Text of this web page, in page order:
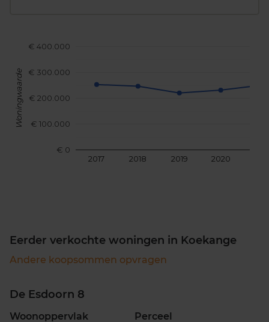
2017 2018 2019 2020
€ 0
€ 100.000
€ 200.000
€ 300.000
€ 400.000
Woningwaarde
Eerder verkochte woningen in Koekange
Andere koopsommen opvragen
De Esdoorn 8
Woonoppervlak Perceel